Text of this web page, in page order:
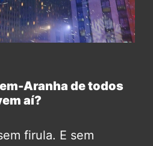
Aranha de todos
aí?
firula. E sem